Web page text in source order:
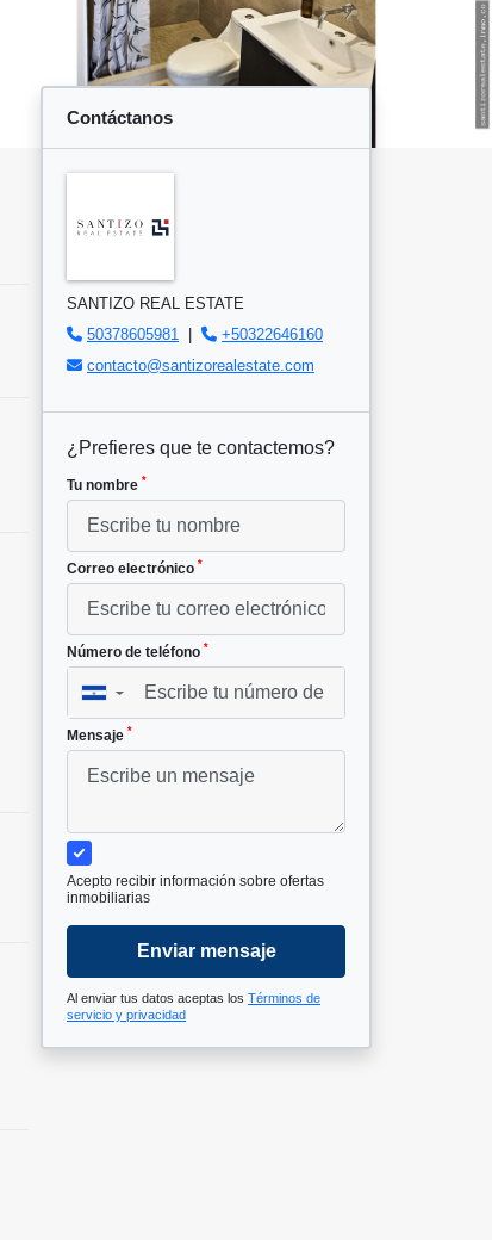
Contáctanos
SANTIZO REAL ESTATE
50378605981
|
+50322646160
contacto@santizorealestate.com
¿Prefieres que te contactemos?
Tu nombre *
Correo electrónico *
Número de teléfono *
▼
Mensaje *
Acepto recibir información sobre ofertas
inmobiliarias
Enviar mensaje
Al enviar tus datos aceptas los Términos de
servicio y privacidad